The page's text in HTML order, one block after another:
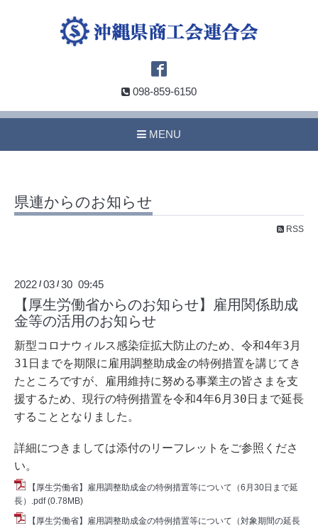
098-859-6150
MENU
県連からのお知らせ
RSS
2022 /03 /30 09:45
【厚生労働省からのお知らせ】雇用関係助成
金等の活用のお知らせ
新型コロナウィルス感染症拡大防止のため、令和4年3月
31日までを期限に雇用調整助成金の特例措置を講じてき
たところですが、雇用維持に努める事業主の皆さまを支
援するため、現行の特例措置を令和4年6月30日まで延長
することとなりました。
詳細につきましては添付のリーフレットをご参照くださ
い。
【厚生労働省】雇用調整助成金の特例措置等について（6月30日まで延
長）.pdf (0.78MB)
【厚生労働省】雇用調整助成金の特例措置等について（対象期間の延長